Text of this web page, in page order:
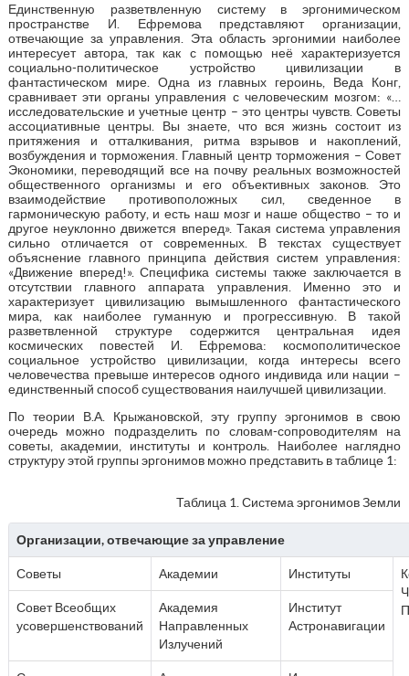
Единственную разветвленную систему в эргонимическом
пространстве И. Ефремова представляют организации,
отвечающие за управления. Эта область эргонимии наиболее
интересует автора, так как с помощью неё характеризуется
социально-политическое устройство цивилизации в
фантастическом мире. Одна из главных героинь, Веда Конг,
сравнивает эти органы управления с человеческим мозгом: «…
исследовательские и учетные центр – это центры чувств. Советы
ассоциативные центры. Вы знаете, что вся жизнь состоит из
притяжения и отталкивания, ритма взрывов и накоплений,
возбуждения и торможения. Главный центр торможения – Совет
Экономики, переводящий все на почву реальных возможностей
общественного организмы и его объективных законов. Это
взаимодействие противоположных сил, сведенное в
гармоническую работу, и есть наш мозг и наше общество – то и
другое неуклонно движется вперед». Такая система управления
сильно отличается от современных. В текстах существует
объяснение главного принципа действия систем управления:
«Движение вперед!». Специфика системы также заключается в
отсутствии главного аппарата управления. Именно это и
характеризует цивилизацию вымышленного фантастического
мира, как наиболее гуманную и прогрессивную. В такой
разветвленной структуре содержится центральная идея
космических повестей И. Ефремова: космополитическое
социальное устройство цивилизации, когда интересы всего
человечества превыше интересов одного индивида или нации –
единственный способ существования наилучшей цивилизации.
По теории В.А. Крыжановской, эту группу эргонимов в свою
очередь можно подразделить по словам-сопроводителям на
советы, академии, институты и контроль. Наиболее наглядно
структуру этой группы эргонимов можно представить в таблице 1:
Таблица 1. Система эргонимов Земли
Организации, отвечающие за управление
Советы Академии Институты
Совет Всеобщих
усовершенствований
Академия
Направленных
Излучений
Институт
Астронавигации